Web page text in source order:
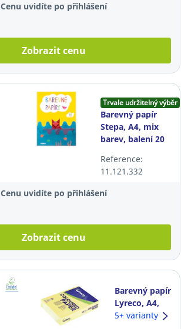
Cenu uvidíte po přihlášení
Zobrazit cenu
Trvale udržitelný výběr
Barevný papír
Stepa, A4, mix
barev, balení 20
Reference:
11.121.332
Cenu uvidíte po přihlášení
Zobrazit cenu
Barevný papír
Lyreco, A4,
160 g/m²,
5+ varianty